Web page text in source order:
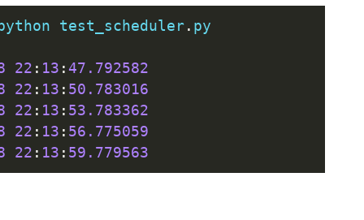
test_scheduler. py
22 : 13 :47.792582
22 : 13 : 50.783016
22 : 13 : 53.783362
22 : 13 : 56.775059
22 : 13 : 59.779563